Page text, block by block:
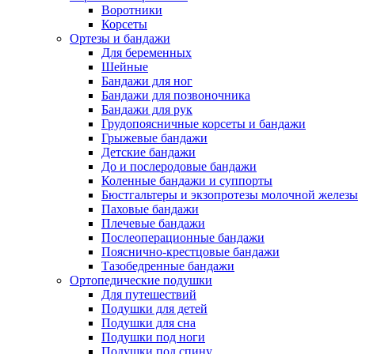
Воротники
Корсеты
Ортезы и бандажи
Для беременных
Шейные
Бандажи для ног
Бандажи для позвоночника
Бандажи для рук
Грудопоясничные корсеты и бандажи
Грыжевые бандажи
Детские бандажи
До и послеродовые бандажи
Коленные бандажи и суппорты
Бюстгальтеры и экзопротезы молочной железы
Паховые бандажи
Плечевые бандажи
Послеоперационные бандажи
Пояснично-крестцовые бандажи
Тазобедренные бандажи
Ортопедические подушки
Для путешествий
Подушки для детей
Подушки для сна
Подушки под ноги
Подушки под спину